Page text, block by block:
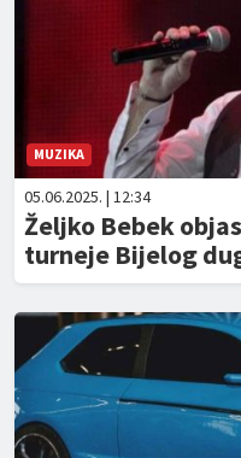
MUZIKA
05.06.2025. | 12:34
Željko Bebek
turneje Bijelog